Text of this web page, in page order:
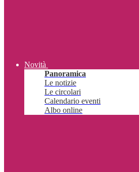
Novità
Panoramica
Le notizie
Le circolari
Calendario eventi
Albo online